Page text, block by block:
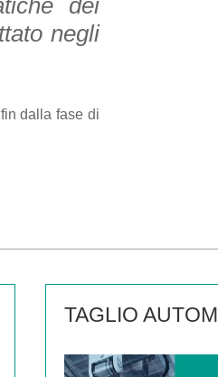
dei
negli
dalla fase di
TAGLIO